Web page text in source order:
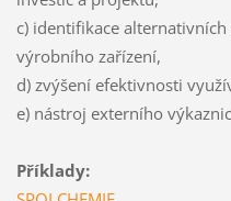
c) identifikace
výrobního zařízení,
d) zvýšení efektivnosti
e) nástroj externího
Příklady: